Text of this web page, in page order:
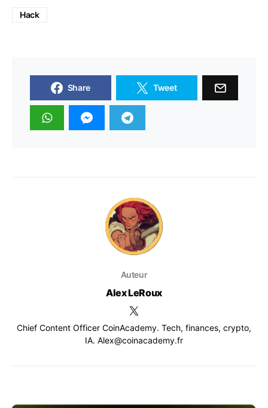
Hack
Share Tweet
Auteur
Alex LeRoux
Chief Content Officer CoinAcademy. Tech, finances, crypto,
IA. Alex@coinacademy.fr